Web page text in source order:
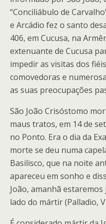
“Conciliábulo de
e Arcádio fez o santo
406, em Cucusa, na
extenuante de Cucusa
impedir as visitas dos
comovedoras e
as suas preocupações
São João Crisóstomo
maus tratos, em 14 de
no Ponto. Era o dia da
morte se deu numa
Basilisco, que na noite
apareceu em sonho e
João, amanhã
lado do mártir (Palladio,